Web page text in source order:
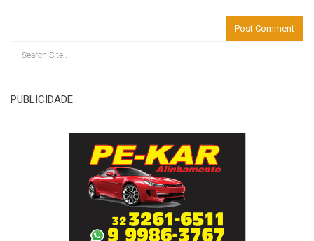
PUBLICIDADE